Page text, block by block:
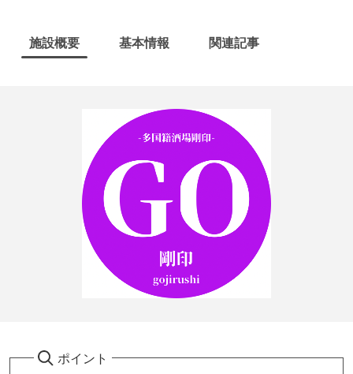
施設概要 基本情報 関連記事
ポイント